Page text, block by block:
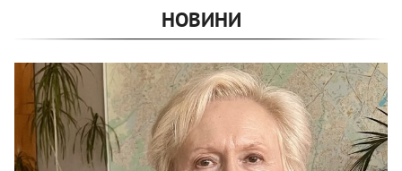
НОВИНИ